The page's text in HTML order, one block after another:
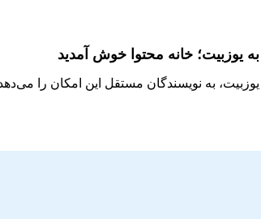
به یوزبیت؛ خانه محتوا خوش آمدید
یوزبیت، به نویسندگان مستقل این امکان را